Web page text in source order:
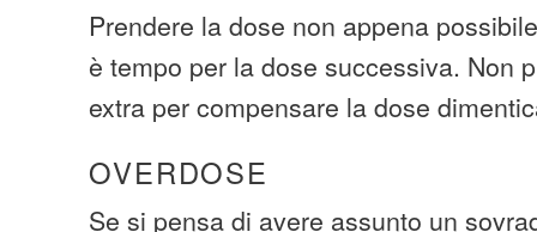
Prendere la dose non appena
è tempo per la dose successiva. Non
extra per compensare la dose
OVERDOSE
Se si pensa di avere assunto un